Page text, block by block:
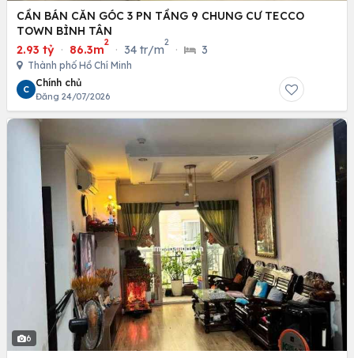
CẦN BÁN CĂN GÓC 3 PN TẦNG 9 CHUNG CƯ TECCO
TOWN BÌNH TÂN
2.93 tỷ · 86.3m
2
· 34 tr/m
2
· 3
Thành phố Hồ Chí Minh
C
Chính chủ
Đăng 24/07/2026
6